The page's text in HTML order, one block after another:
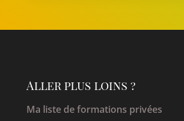
Aller plus loins ?
Ma liste de formations privées